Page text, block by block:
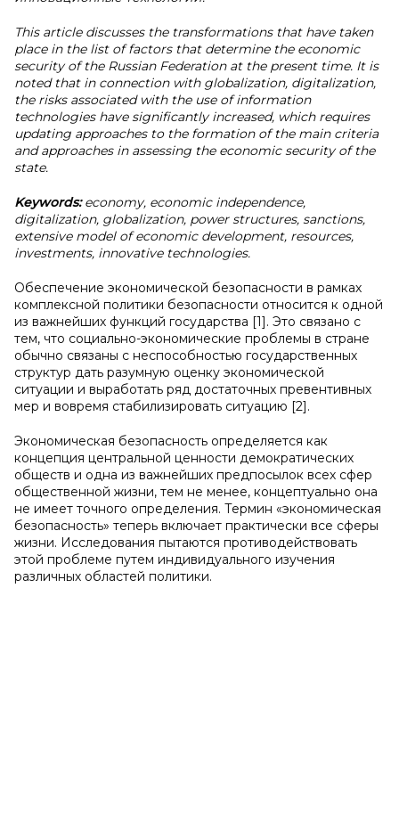
This article discusses the transformations that have taken
place in the list of factors that determine the economic
security of the Russian Federation at the present time. It is
noted that in connection with globalization, digitalization,
the risks associated with the use of information
technologies have significantly increased, which requires
updating approaches to the formation of the main criteria
and approaches in assessing the economic security of the
state.
Keywords:economy, economic independence,
digitalization, globalization, power structures, sanctions,
extensive model of economic development, resources,
investments, innovative technologies.
Обеспечение экономической безопасности в рамках
комплексной политики безопасности относится к одной
из важнейших функций государства [1]. Это связано с
тем, что социально-экономические проблемы в стране
обычно связаны с неспособностью государственных
структур дать разумную оценку экономической
ситуации и выработать ряд достаточных превентивных
мер и вовремя стабилизировать ситуацию [2].
Экономическая безопасность определяется как
концепция центральной ценности демократических
обществ и одна из важнейших предпосылок всех сфер
общественной жизни, тем не менее, концептуально она
не имеет точного определения. Термин «экономическая
безопасность» теперь включает практически все сферы
жизни. Исследования пытаются противодействовать
этой проблеме путем индивидуального изучения
различных областей политики.